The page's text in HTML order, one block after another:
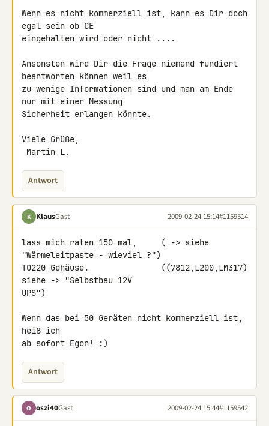
Wenn es nicht kommerziell ist, kann es Dir doch
egal sein ob CE
eingehalten wird oder nicht ....
Ansonsten wird Dir die Frage niemand fundiert
beantworten können weil es
zu wenige Informationen sind und man am Ende
nur mit einer Messung
Sicherheit erlangen könnte.
Viele Grüße,
Martin L.
Antwort
K KlausGast 2009-02-24 15:14#1159514
lass mich raten 150 mal,     ( -> siehe
"Wärmeleitpaste - wieviel ?")
TO220 Gehäuse.               ((7812,L200,LM317)
siehe -> "Selbstbau 12V
UPS")
Wenn das bei 50 Geräten nicht kommerziell ist,
heiß ich
ab sofort Egon! :)
Antwort
O oszi40Gast 2009-02-24 15:44#1159542